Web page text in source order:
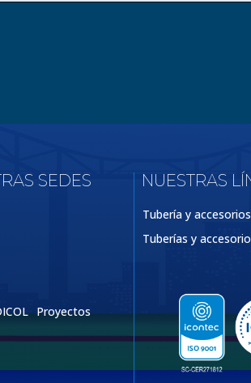
SEDES
Proyectos
NUESTRAS
Tubería y
Tuberías y